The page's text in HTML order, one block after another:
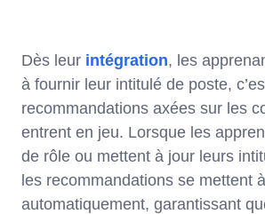
Dès leur intégration, les
à fournir leur intitulé de poste,
recommandations axées sur les
entrent en jeu. Lorsque les
de rôle ou mettent à jour leurs
les recommandations se mettent
automatiquement, garantissant